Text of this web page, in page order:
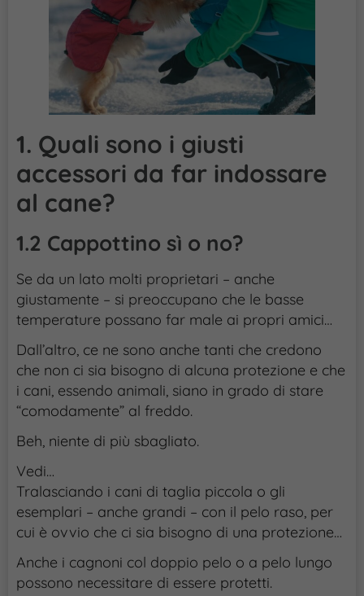
1. Quali sono i giusti
accessori da far indossare
al cane?
1.2 Cappottino sì o no?
Se da un lato molti proprietari – anche
giustamente – si preoccupano che le basse
temperature possano far male ai propri amici…
Dall’altro, ce ne sono anche tanti che credono
che non ci sia bisogno di alcuna protezione e che
i cani, essendo animali, siano in grado di stare
“comodamente” al freddo.
Beh, niente di più sbagliato.
Vedi…
Tralasciando i cani di taglia piccola o gli
esemplari – anche grandi – con il pelo raso, per
cui è ovvio che ci sia bisogno di una protezione…
Anche i cagnoni col doppio pelo o a pelo lungo
possono necessitare di essere protetti.